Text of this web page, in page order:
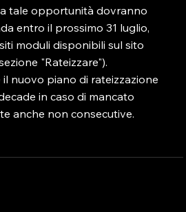
tale opportunità dovranno
entro il prossimo 31 luglio,
moduli disponibili sul sito
"Rateizzare").
il nuovo piano di rateizzazione
in caso di mancato
anche non consecutive.